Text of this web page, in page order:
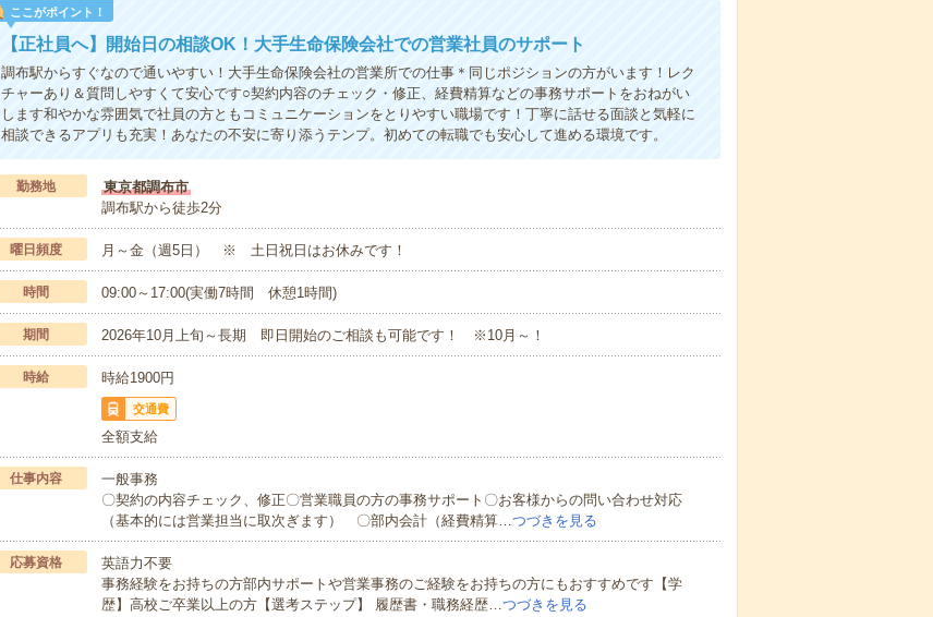
ここがポイント！
【正社員へ】開始日の相談OK！大手生命保険会社での営業社員のサポート
調布駅からすぐなので通いやすい！大手生命保険会社の営業所での仕事＊同じポジションの方がいます！レク
チャーあり＆質問しやすくて安心です○契約内容のチェック・修正、経費精算などの事務サポートをおねがい
します和やかな雰囲気で社員の方ともコミュニケーションをとりやすい職場です！丁寧に話せる面談と気軽に
相談できるアプリも充実！あなたの不安に寄り添うテンプ。初めての転職でも安心して進める環境です。
勤務地
東京都調布市
調布駅から徒歩2分
曜日頻度 月～金（週5日） ※ 土日祝日はお休みです！
時間 09:00～17:00(実働7時間 休憩1時間)
期間 2026年10月上旬～長期 即日開始のご相談も可能です！ ※10月～！
時給 時給1900円
交通費
全額支給
仕事内容
一般事務
〇契約の内容チェック、修正〇営業職員の方の事務サポート〇お客様からの問い合わせ対応
（基本的には営業担当に取次ぎます） 〇部内会計（経費精算…つづきを見る
応募資格
英語力不要
事務経験をお持ちの方部内サポートや営業事務のご経験をお持ちの方にもおすすめです【学
歴】高校ご卒業以上の方【選考ステップ】 履歴書・職務経歴…つづきを見る